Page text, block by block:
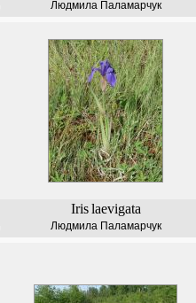
Людмила Паламарчук
Iris laevigata
Людмила Паламарчук